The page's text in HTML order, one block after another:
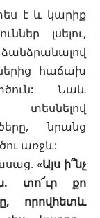
է և կարիք
լսելու,
հաճախ
Նաև
նրանց
առջև:
«Այս ի՞նչ
տո՜ւր քո
որովհետև